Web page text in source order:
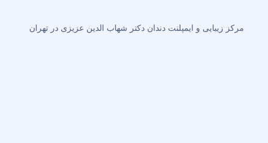
مرکز زیبایی و ایمپلنت دندان دکتر شهاب الدین عزیزی در تهران